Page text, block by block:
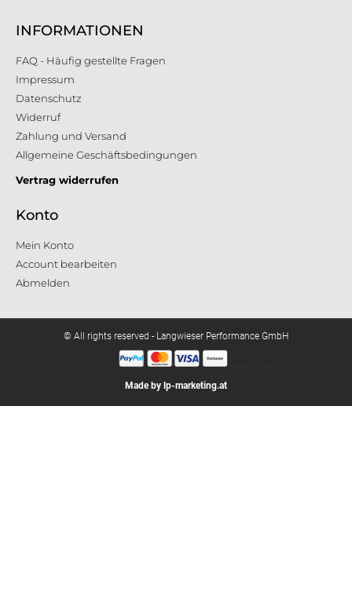
INFORMATIONEN
FAQ - Häufig gestellte Fragen
Impressum
Datenschutz
Widerruf
Zahlung und Versand
Allgemeine Geschäftsbedingungen
Vertrag widerrufen
Konto
Mein Konto
Account bearbeiten
Abmelden
© All rights reserved - Langwieser Performance GmbH
Made by lp-marketing.at